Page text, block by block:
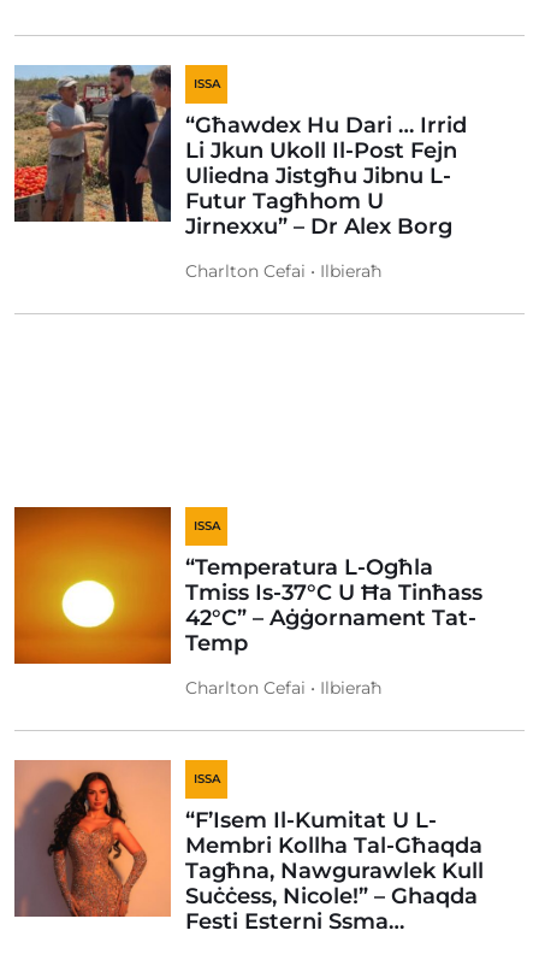
ISSA
“Għawdex Hu Dari … Irrid
Li Jkun Ukoll Il-Post Fejn
Uliedna Jistgħu Jibnu L-
Futur Tagħhom U
Jirnexxu” – Dr Alex Borg
Charlton Cefai • Ilbieraħ
ISSA
“Temperatura L-Ogħla
Tmiss Is-37°C U Ħa Tinħass
42°C” – Aġġornament Tat-
Temp
Charlton Cefai • Ilbieraħ
ISSA
“F’Isem Il-Kumitat U L-
Membri Kollha Tal-Għaqda
Tagħna, Nawgurawlek Kull
Suċċess, Nicole!” – Ghaqda
Festi Esterni Ssma…